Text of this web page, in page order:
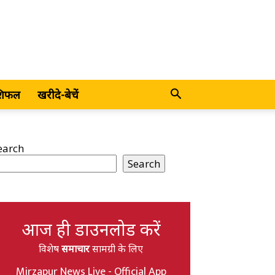
खरीदे-बेचें
Search
आज ही डाउनलोड करें
विशेषसमाचारसामग्री के लिए